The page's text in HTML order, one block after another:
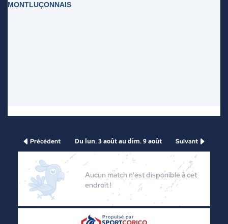
MONTLUÇONNAIS